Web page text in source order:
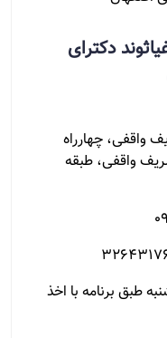
دکترای
واقفی، چهارراه
واقفی، طبقه
طبق برنامه با اخذ